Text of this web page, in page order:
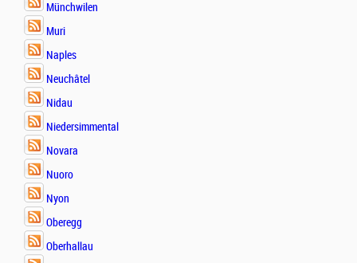
Münchwilen
Muri
Naples
Neuchâtel
Nidau
Niedersimmental
Novara
Nuoro
Nyon
Oberegg
Oberhallau